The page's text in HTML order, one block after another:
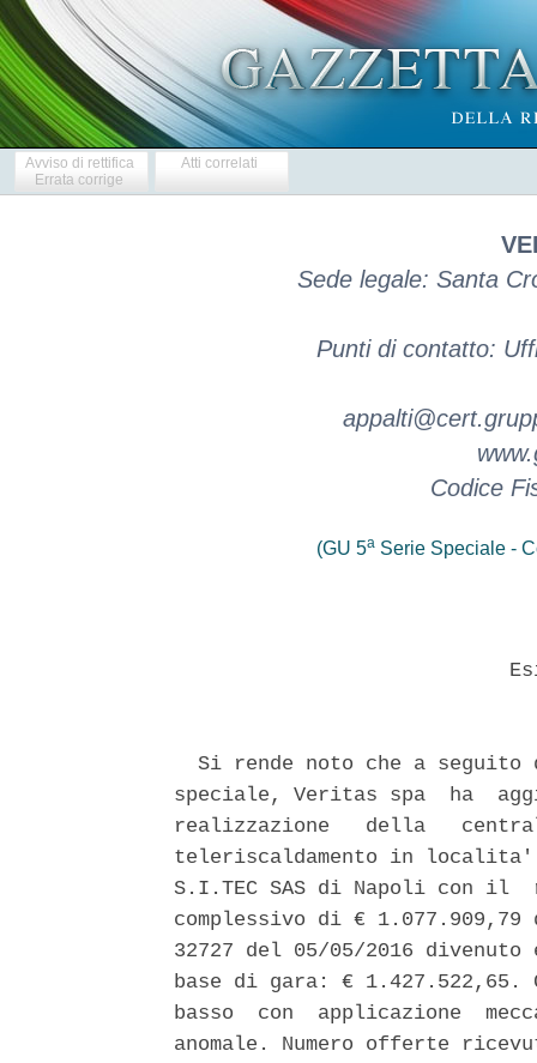
Avviso di rettifica
Errata corrige
Atti correlati
Sede legale: Santa
Punti di contatto:
Codice
(GU 5aSerie Speciale -
Si rende noto che a seguito
speciale, Veritas spa  ha
realizzazione   della
teleriscaldamento in
S.I.TEC SAS di Napoli con il
complessivo di €
32727 del 05/05/2016
base di gara: €
basso  con  applicazione
anomale. Numero offerte